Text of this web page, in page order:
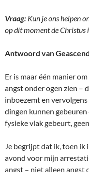
Vraag: Kun je ons helpen
op dit moment de Christus
Antwoord van
Er is maar één manier
angst onder ogen zien –
inboezemt en
dingen kunnen
fysieke vlak gebeurt,
Je begrijpt dat ik, toen ik
avond voor mijn
angst – niet alleen angst